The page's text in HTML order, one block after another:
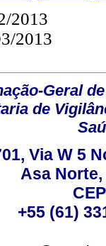
2013
2013
Geral
de
Via W 5
Asa
+55 (61)